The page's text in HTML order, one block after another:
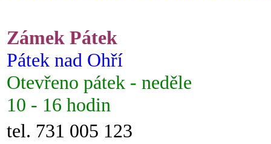
Zámek Pátek
Pátek nad Ohří
Otevřeno pátek - neděle
10 - 16 hodin
tel. 731 005 123